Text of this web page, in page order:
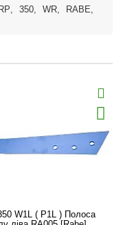
350 WR RABE
W1L ( P1L ) Полоса